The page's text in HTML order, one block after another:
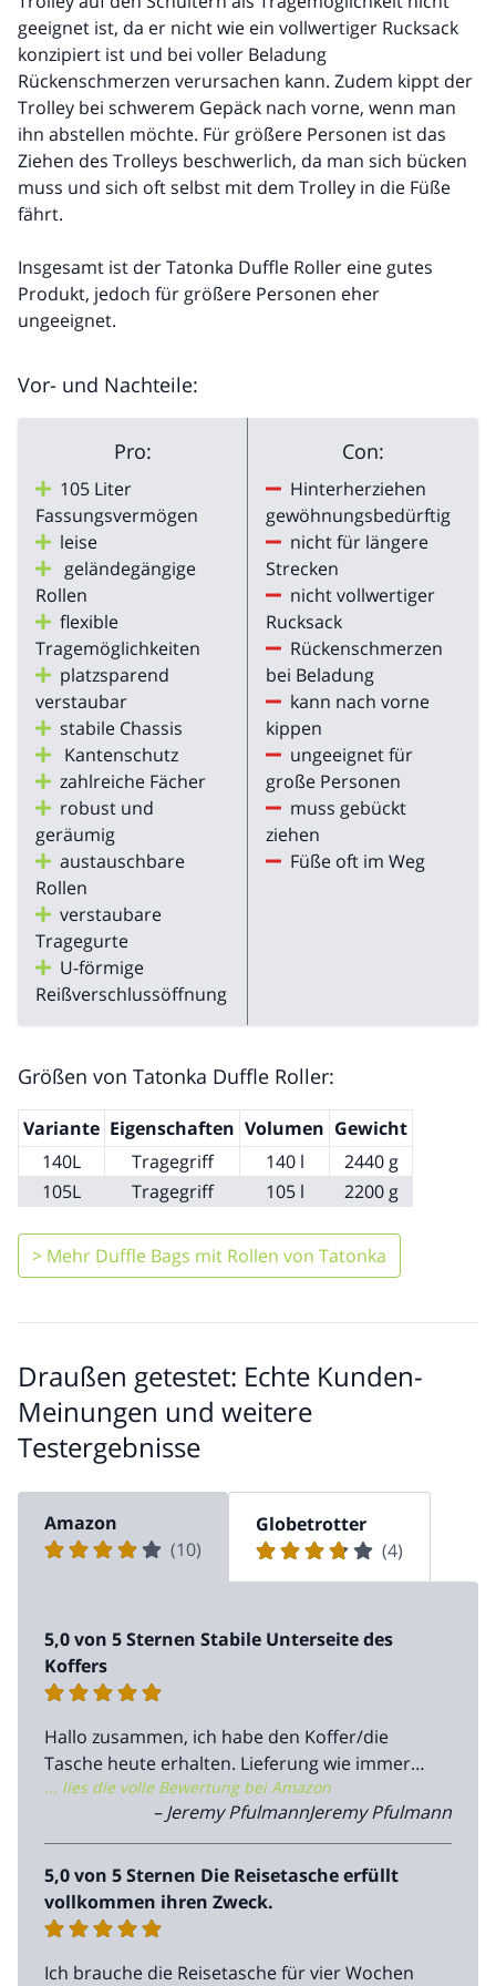
geeignet ist, da er nicht wie ein vollwertiger Rucksack
konzipiert ist und bei voller Beladung
Rückenschmerzen verursachen kann. Zudem kippt der
Trolley bei schwerem Gepäck nach vorne, wenn man
ihn abstellen möchte. Für größere Personen ist das
Ziehen des Trolleys beschwerlich, da man sich bücken
muss und sich oft selbst mit dem Trolley in die Füße
fährt.
Insgesamt ist der Tatonka Duffle Roller eine gutes
Produkt, jedoch für größere Personen eher
ungeeignet.
Vor- und Nachteile:
Pro:
105 Liter
Fassungsvermögen
leise
geländegängige
Rollen
flexible
Tragemöglichkeiten
platzsparend
verstaubar
stabile Chassis
Kantenschutz
zahlreiche Fächer
robust und
geräumig
austauschbare
Rollen
verstaubare
Tragegurte
U-förmige
Reißverschlussöffnung
Con:
Hinterherziehen
gewöhnungsbedürftig
nicht für längere
Strecken
nicht vollwertiger
Rucksack
Rückenschmerzen
bei Beladung
kann nach vorne
kippen
ungeeignet für
große Personen
muss gebückt
ziehen
Füße oft im Weg
Größen von Tatonka Duffle Roller:
Variante Eigenschaften Volumen Gewicht
140L
Tragegriff 140 l
2440 g
105L
Tragegriff 105 l 2200 g
> Mehr Duffle Bags mit Rollen von Tatonka
Draußen getestet: Echte Kunden-
Meinungen und weitere
Testergebnisse
Amazon
(10)
Globetrotter
(4)
5,0 von 5 Sternen Stabile Unterseite des
Koffers
Hallo zusammen, ich habe den Koffer/die
Tasche heute erhalten. Lieferung wie immer
unkompliziert und schnell. Was ich richtig gut
finden ist, dass die Tasche unten verstärkt ist
wie ein Koffer, damit schwere Gegenstände
nicht für ein schleifen der Tasche sorgen.
Zusätzlich ist das Packmass der
zusammengefallteten Tasche sehr klein, da
zusammenfalten lässt, dass hatte ich vorher
... lies die volle Bewertung bei Amazon
– Jeremy PfulmannJeremy Pfulmann
5,0 von 5 Sternen Die Reisetasche erfüllt
vollkommen ihren Zweck.
Ich brauche die Reisetasche für vier Wochen